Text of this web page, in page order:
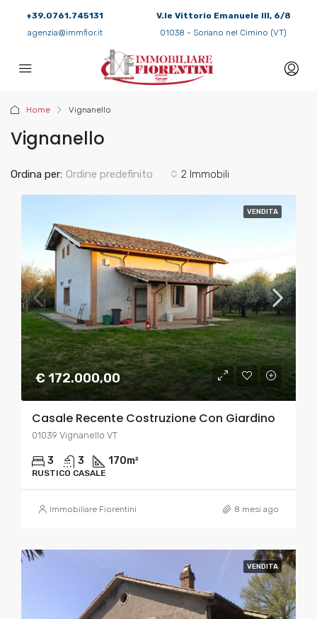
+39.0761.745131
agenzia@immfior.it
V.le Vittorio Emanuele III, 6/8
01038 - Soriano nel Cimino (VT)
Home Vignanello
Vignanello
2 Immobili
Ordina per: Ordine predefinito
VENDITA
€ 172.000,00
Casale Recente Costruzione Con Giardino
01039 Vignanello VT
3 3 170m²
RUSTICO CASALE
Immobiliare Fiorentini 8 mesi ago
VENDITA